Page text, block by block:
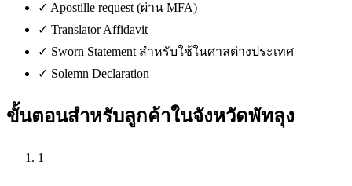
✓ Apostille request (ผ่าน MFA)
✓ Translator Affidavit
✓ Sworn Statement สำหรับใช้ในศาลต่างประเทศ
✓ Solemn Declaration
ขั้นตอนสำหรับลูกค้าในจังหวัดพัทลุง
1